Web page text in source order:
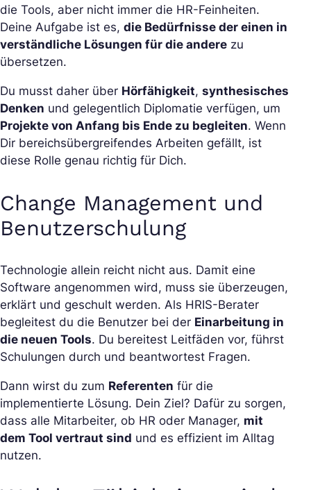
die Tools, aber nicht immer die HR-Feinheiten.
Deine Aufgabe ist es, die Bedürfnisse der einen in
verständliche Lösungen für die andere zu
übersetzen.
Du musst daher über Hörfähigkeit, synthesisches
Denken und gelegentlich Diplomatie verfügen, um
Projekte von Anfang bis Ende zu begleiten. Wenn
Dir bereichsübergreifendes Arbeiten gefällt, ist
diese Rolle genau richtig für Dich.
Change Management und
Benutzerschulung
Technologie allein reicht nicht aus. Damit eine
Software angenommen wird, muss sie überzeugen,
erklärt und geschult werden. Als HRIS-Berater
begleitest du die Benutzer bei der Einarbeitung in
die neuen Tools. Du bereitest Leitfäden vor, führst
Schulungen durch und beantwortest Fragen.
Dann wirst du zum Referenten für die
implementierte Lösung. Dein Ziel? Dafür zu sorgen,
dass alle Mitarbeiter, ob HR oder Manager, mit
dem Tool vertraut sind und es effizient im Alltag
nutzen.